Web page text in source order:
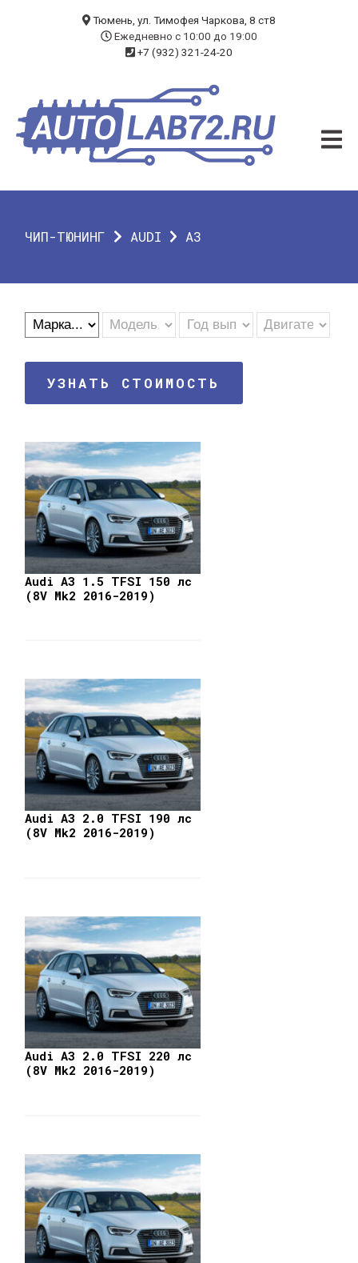
ЧИП-ТЮНИНГ
ДИАГНОСТИКА
ГАРАНТИЯ
Тюмень, ул. Тимофея Чаркова, 8 ст8
Ежедневно с 10:00 до 19:00
+7 (932) 321-24-20
ЧИП-ТЮНИНГ AUDI A3
УЗНАТЬ СТОИМОСТЬ
Audi A3 1.5 TFSI 150 лс
(8V Mk2 2016-2019)
Audi A3 2.0 TFSI 190 лс
(8V Mk2 2016-2019)
Audi A3 2.0 TFSI 220 лс
(8V Mk2 2016-2019)